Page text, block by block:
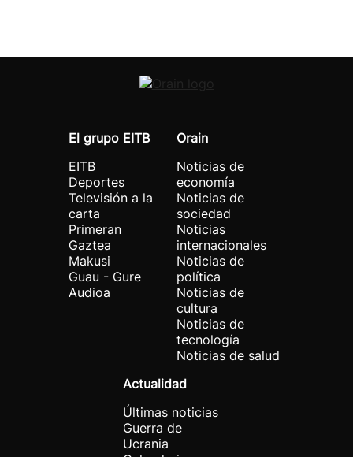
El grupo EITB
EITB
Deportes
Televisión a la
carta
Primeran
Gaztea
Makusi
Guau - Gure
Audioa
Orain
Noticias de
economía
Noticias de
sociedad
Noticias
internacionales
Noticias de
política
Noticias de
cultura
Noticias de
tecnología
Noticias de salud
Actualidad
Últimas noticias
Guerra de
Ucrania